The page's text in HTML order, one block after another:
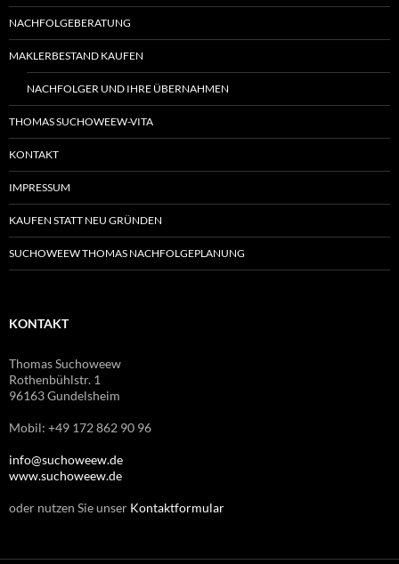
NACHFOLGEBERATUNG
MAKLERBESTAND KAUFEN
NACHFOLGER UND IHRE ÜBERNAHMEN
THOMAS SUCHOWEEW-VITA
KONTAKT
IMPRESSUM
KAUFEN STATT NEU GRÜNDEN
SUCHOWEEW THOMAS NACHFOLGEPLANUNG
KONTAKT
Thomas Suchoweew
Rothenbühlstr. 1
96163 Gundelsheim
Mobil: +49 172 862 90 96
info@suchoweew.de
www.suchoweew.de
oder nutzen Sie unser Kontaktformular